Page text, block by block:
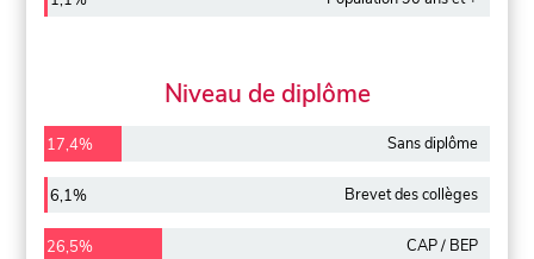
Niveau de diplôme
17,4% Sans diplôme
6,1% Brevet des collèges
26,5% CAP / BEP